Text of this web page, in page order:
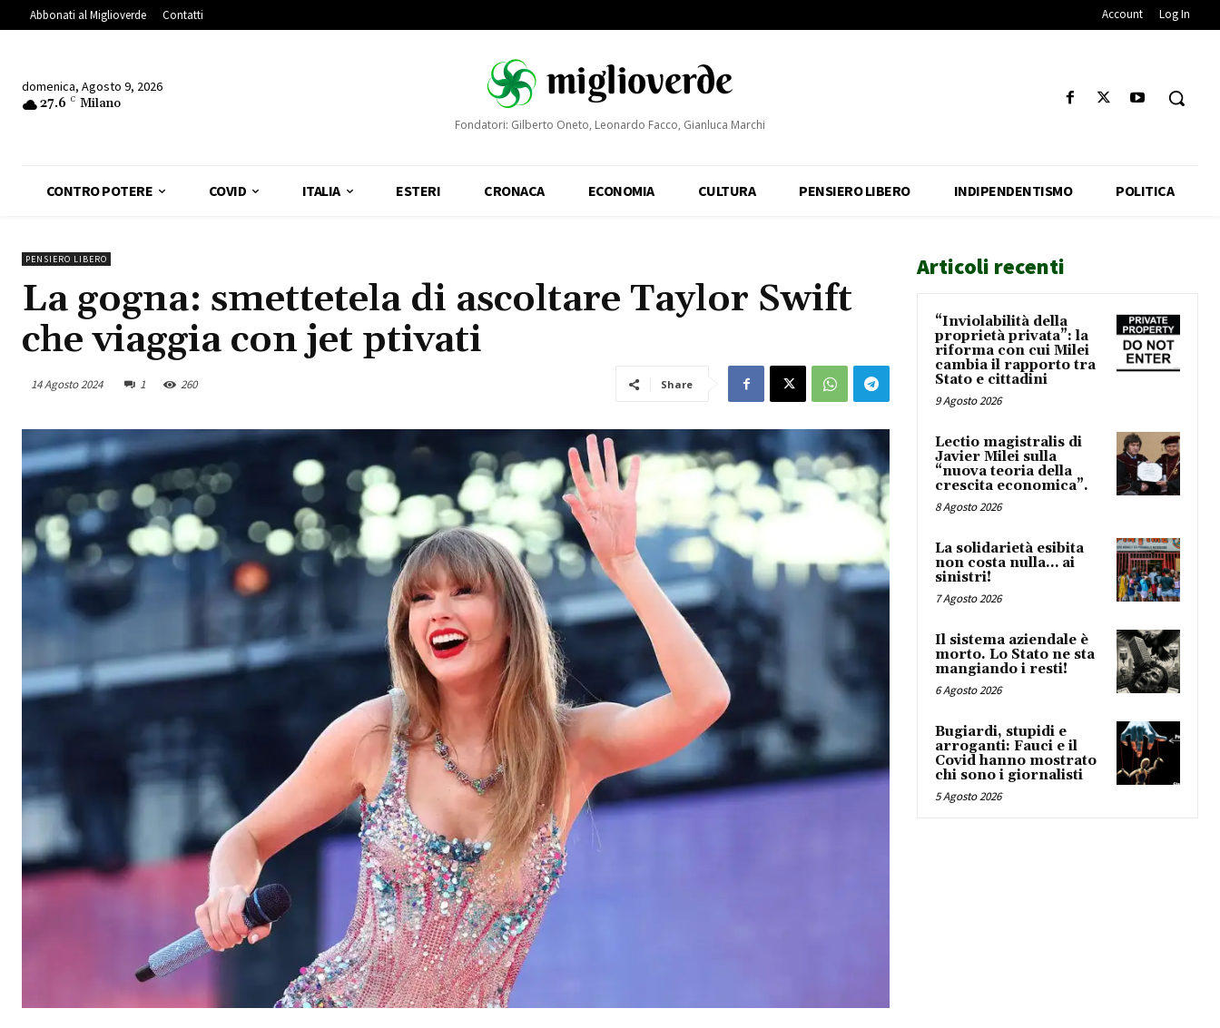
Abbonati al Miglioverde Contatti Account Log In
domenica, Agosto 9, 2026
27.6 C Milano
Fondatori: Gilberto Oneto, Leonardo Facco, Gianluca Marchi
CONTRO POTERE COVID ITALIA ESTERI CRONACA ECONOMIA CULTURA PENSIERO LIBERO INDIPENDENTISMO POLITICA
PENSIERO LIBERO
La gogna: smettetela di ascoltare Taylor Swift
che viaggia con jet ptivati
14 Agosto 2024 1 260 Share
Articoli recenti
“Inviolabilità della
proprietà privata”: la
riforma con cui Milei
cambia il rapporto tra
Stato e cittadini
9 Agosto 2026
Lectio magistralis di
Javier Milei sulla
“nuova teoria della
crescita economica”.
8 Agosto 2026
La solidarietà esibita
non costa nulla… ai
sinistri!
7 Agosto 2026
Il sistema aziendale è
morto. Lo Stato ne sta
mangiando i resti!
6 Agosto 2026
Bugiardi, stupidi e
arroganti: Fauci e il
Covid hanno mostrato
chi sono i giornalisti
5 Agosto 2026